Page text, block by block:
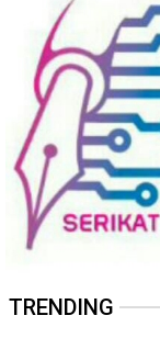
TRENDING